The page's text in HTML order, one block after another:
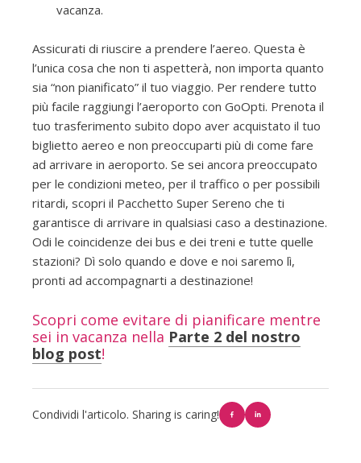
vacanza.
Assicurati di riuscire a prendere l’aereo. Questa è
l’unica cosa che non ti aspetterà, non importa quanto
sia “non pianificato” il tuo viaggio. Per rendere tutto
più facile raggiungi l’aeroporto con GoOpti. Prenota il
tuo trasferimento subito dopo aver acquistato il tuo
biglietto aereo e non preoccuparti più di come fare
ad arrivare in aeroporto. Se sei ancora preoccupato
per le condizioni meteo, per il traffico o per possibili
ritardi, scopri il Pacchetto Super Sereno che ti
garantisce di arrivare in qualsiasi caso a destinazione.
Odi le coincidenze dei bus e dei treni e tutte quelle
stazioni? Dì solo quando e dove e noi saremo lì,
pronti ad accompagnarti a destinazione!
Scopri come evitare di pianificare mentre
sei in vacanza nella Parte 2 del nostro
blog post!
Condividi l'articolo. Sharing is caring!